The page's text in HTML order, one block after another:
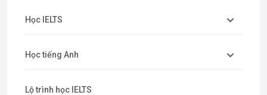
Học IELTS
Học tiếng Anh
Lộ trình học IELTS